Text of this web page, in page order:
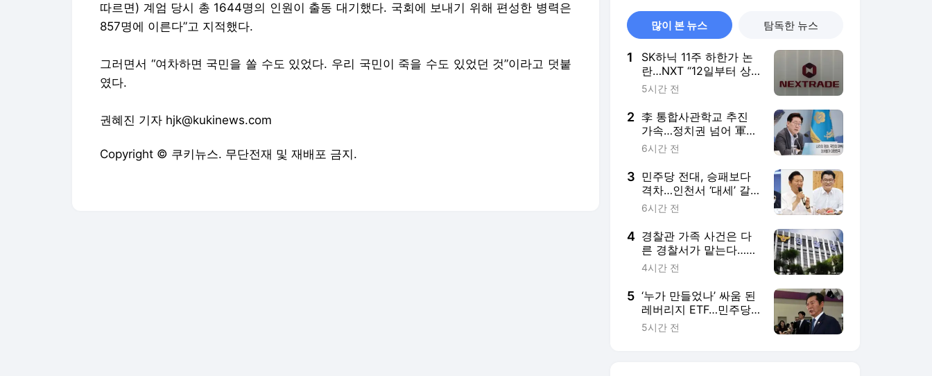
따르면) 계엄 당시 총 1644명의 인원이 출동 대기했다. 국회에 보내기 위해 편성한 병력은
857명에 이른다”고 지적했다.
그러면서 “여차하면 국민을 쏠 수도 있었다. 우리 국민이 죽을 수도 있었던 것”이라고 덧붙
였다.
권혜진 기자 hjk@kukinews.com
Copyright © 쿠키뉴스. 무단전재 및 재배포 금지.
많이 본 뉴스 탐독한 뉴스
1
SK하닉 11주 하한가 논
란…NXT “12일부터 상·
하한가 주문 금지”
5시간 전
2 李 통합사관학교 추진
가속…정치권 넘어 軍
원로까지 반발
6시간 전
3 민주당 전대, 승패보다
격차…인천서 ‘대세’ 갈
릴까
6시간 전
4 경찰관 가족 사건은 다
른 경찰서가 맡는다…9
월부터 상피제 시행
4시간 전
5 ‘누가 만들었나’ 싸움 된
레버리지 ETF…민주당
책임 공방
5시간 전